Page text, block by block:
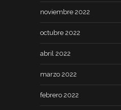
noviembre 2022
octubre 2022
abril 2022
marzo 2022
febrero 2022